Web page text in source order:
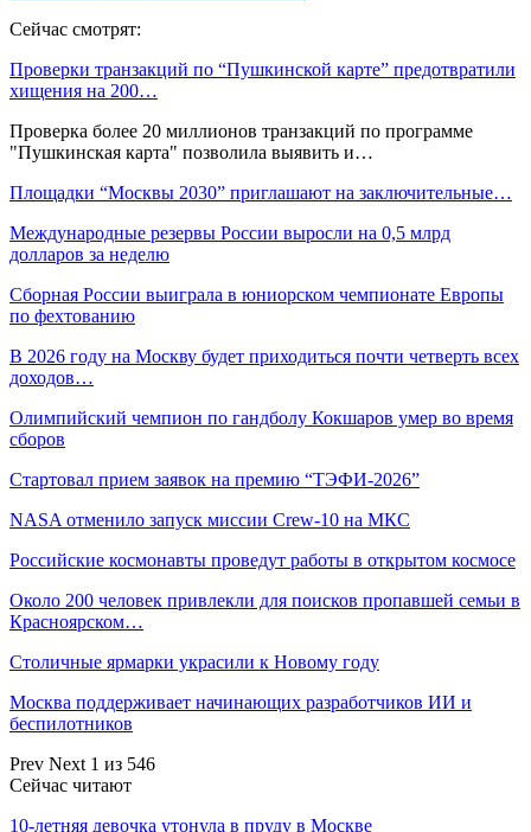
Сейчас смотрят:
Проверки транзакций по “Пушкинской карте” предотвратили
хищения на 200…
Проверка более 20 миллионов транзакций по программе
"Пушкинская карта" позволила выявить и…
Площадки “Москвы 2030” приглашают на заключительные…
Международные резервы России выросли на 0,5 млрд
долларов за неделю
Сборная России выиграла в юниорском чемпионате Европы
по фехтованию
В 2026 году на Москву будет приходиться почти четверть всех
доходов…
Олимпийский чемпион по гандболу Кокшаров умер во время
сборов
Стартовал прием заявок на премию “ТЭФИ-2026”
NASA отменило запуск миссии Crew-10 на МКС
Российские космонавты проведут работы в открытом космосе
Около 200 человек привлекли для поисков пропавшей семьи в
Красноярском…
Столичные ярмарки украсили к Новому году
Москва поддерживает начинающих разработчиков ИИ и
беспилотников
Prev Next 1 из 546
Сейчас читают
10-летняя девочка утонула в пруду в Москве